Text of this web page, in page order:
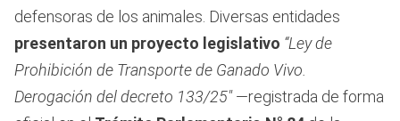
defensoras de los animales. Diversas entidades
presentaron un proyecto legislativo “Ley de
Prohibición de Transporte de Ganado Vivo.
Derogación del decreto 133/25″—registrada de forma